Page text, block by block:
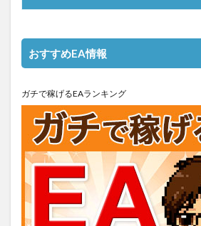
おすすめEA情報
ガチで稼げるEAランキング